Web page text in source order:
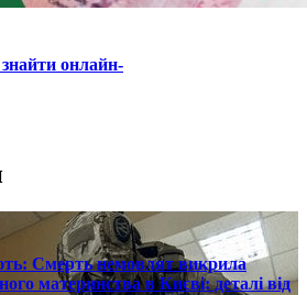
знайти онлайн-
Смерть немовлят викрила
материнства в Києві: деталі від